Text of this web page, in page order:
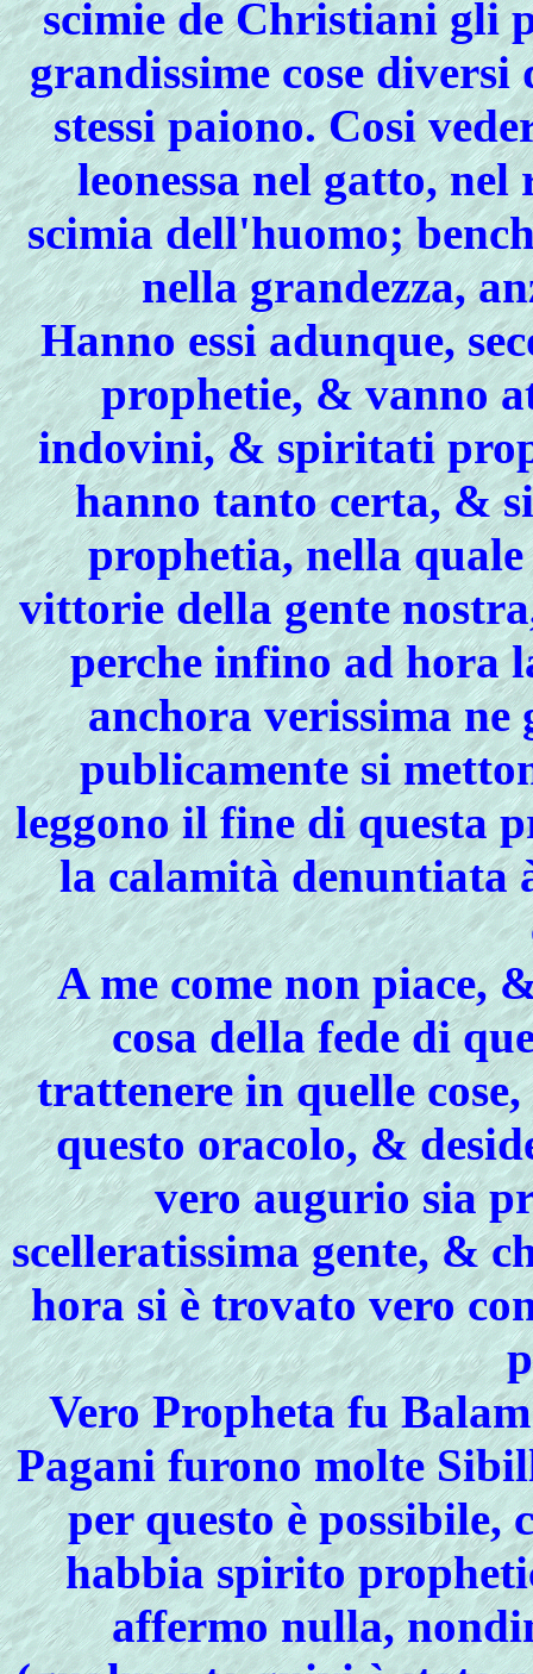
scimie de Christiani gli
grandissime cose
stessi paiono. Cosi
leonessa nel gatto,
scimia dell'huomo;
nella grandezza,
Hanno essi adunque,
prophetie, & vanno
indovini, & spiritati
hanno tanto certa, &
prophetia, nella
vittorie della gente
perche infino ad hora
anchora verissima
publicamente si
leggono il fine di questa
la calamità denuntiata
A me come non piace,
cosa della fede di
trattenere in quelle
questo oracolo, &
vero augurio sia
scelleratissima gente, &
hora si è trovato vero
Vero Propheta fu
Pagani furono molte
per questo è
habbia spirito
affermo nulla,